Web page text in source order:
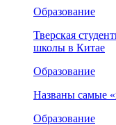
Образование
Тверская
школы в Китае
Образование
Названы самые
Образование